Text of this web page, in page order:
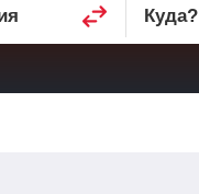
Куда?